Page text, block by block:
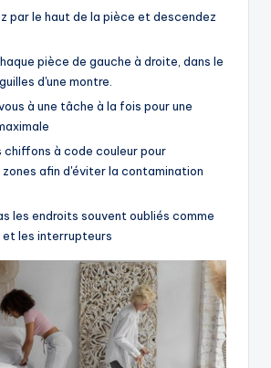
par le haut de la pièce et descendez
pièce de gauche à droite, dans le
d'une montre.
à une tâche à la fois pour une
chiffons à code couleur pour
afin d'éviter la contamination
les endroits souvent oubliés comme
et les interrupteurs